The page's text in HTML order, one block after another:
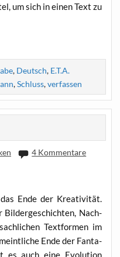
um sich in einen Text zu
, Deutsch, E.T.A.
,Schluss,verfassen
4 Kommentare
Ende der Krea­ti­vi­tät.
Bil­der­ge­schich­ten, Nach­
Text­for­men im
Ende der Fan­ta­
es auch eine Evo­lu­ti­on